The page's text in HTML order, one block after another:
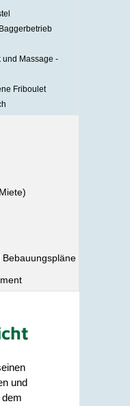
und Massage -
Friboulet
und